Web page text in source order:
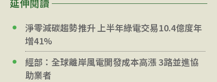
延伸閱讀
淨零減碳趨勢推升 上半年綠電交易10.4億度年
增41%
經部：全球離岸風電開發成本高漲 3路並進協
助業者